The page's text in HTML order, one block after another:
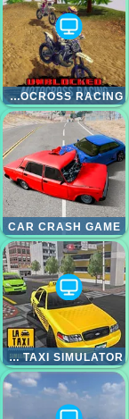
UNBLOCKED MOTOCROSS RACING
CAR CRASH GAME
LA TAXI SIMULATOR